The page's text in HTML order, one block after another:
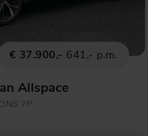
€ 37.900,- 641,- p.m.
Allspace
7P